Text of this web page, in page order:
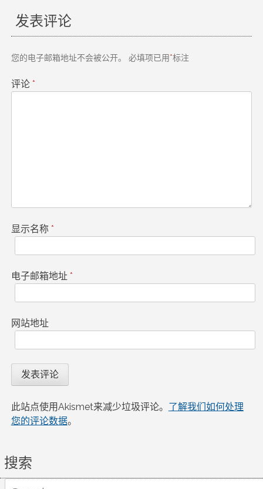
导
航
发表评论
您的电子邮箱地址不会被公开。 必填项已用*标注
评论 *
显示名称 *
电子邮箱地址 *
网站地址
此站点使用Akismet来减少垃圾评论。 了解我们如何处理
您的评论数据。
搜索